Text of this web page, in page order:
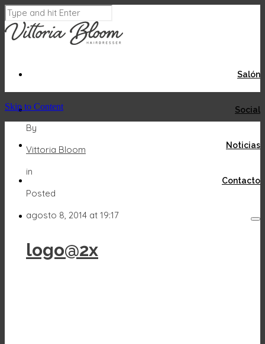
Salón
Social
Noticias
Contacto
Skip to Content
By
Vittoria Bloom
in
Posted
agosto 8, 2014 at 19:17
logo@2x
Acepto